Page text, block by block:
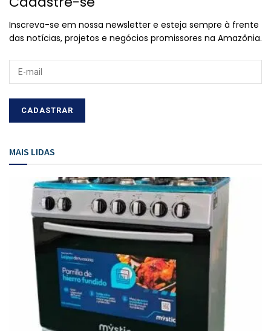
Inscreva-se em nossa newsletter e esteja sempre à frente
das notícias, projetos e negócios promissores na Amazônia.
MAIS LIDAS